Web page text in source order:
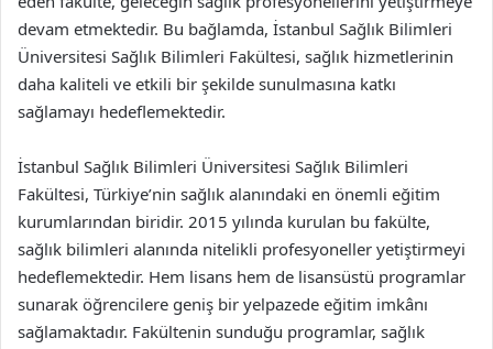
devam etmektedir. Bu bağlamda, İstanbul Sağlık Bilimleri
Üniversitesi Sağlık Bilimleri Fakültesi, sağlık hizmetlerinin
daha kaliteli ve etkili bir şekilde sunulmasına katkı
sağlamayı hedeflemektedir.
İstanbul Sağlık Bilimleri Üniversitesi Sağlık Bilimleri
Fakültesi, Türkiye’nin sağlık alanındaki en önemli eğitim
kurumlarından biridir. 2015 yılında kurulan bu fakülte,
sağlık bilimleri alanında nitelikli profesyoneller yetiştirmeyi
hedeflemektedir. Hem lisans hem de lisansüstü programlar
sunarak öğrencilere geniş bir yelpazede eğitim imkânı
sağlamaktadır. Fakültenin sunduğu programlar, sağlık